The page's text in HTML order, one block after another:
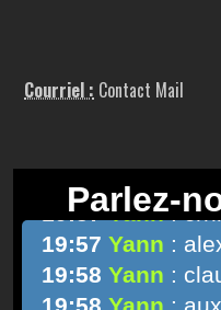
Courriel : Contact Mail